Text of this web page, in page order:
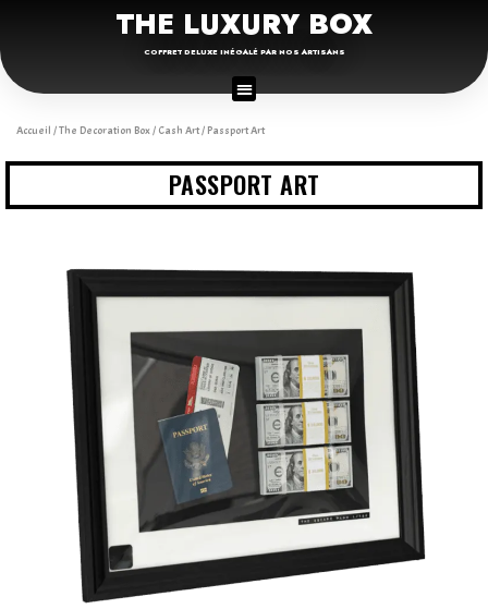
THE LUXURY BOX
COFFRET DELUXE INÉGALÉ PAR NOS ARTISANS
Accueil /The Decoration Box/ Cash Art/ Passport Art
PASSPORT ART